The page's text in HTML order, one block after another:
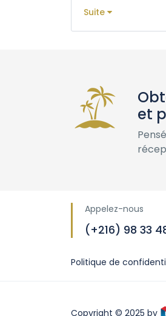
Suite
et
Appelez-nous
(+216) 98 33
Politique de
Copyright © 2025 by